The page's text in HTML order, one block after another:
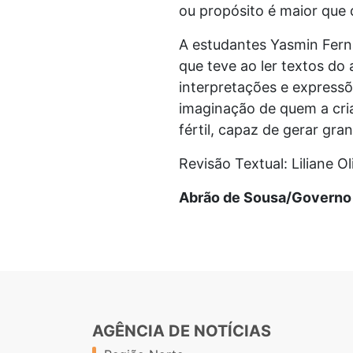
ou propósito é maior que
A estudantes Yasmin
que teve ao ler textos do
interpretações e
imaginação de quem a
fértil, capaz de gerar
Revisão Textual: Liliane
Abrão de Sousa/
AGÊNCIA DE NOTÍCIAS